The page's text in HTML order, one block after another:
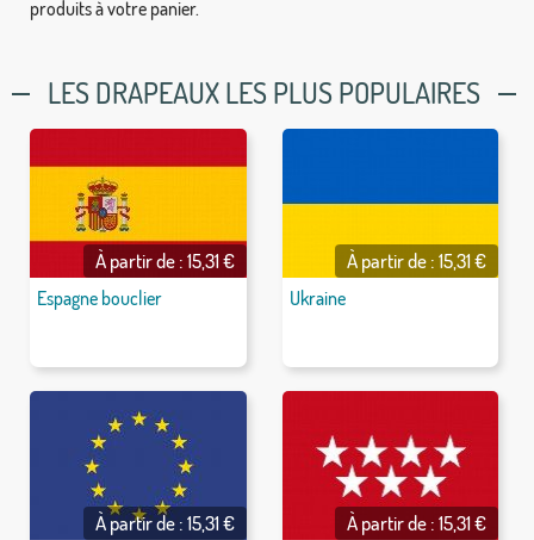
produits à votre panier.
LES DRAPEAUX LES PLUS POPULAIRES
Espagne bouclier
À partir de : 15,31 €
Ukraine
À partir de : 15,31 €
À partir de : 15,31 € À partir de : 15,31 €